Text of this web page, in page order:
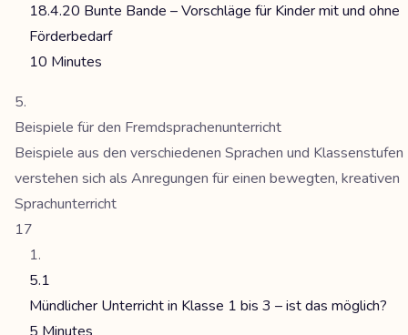
18.4.20 Bunte Bande – Vorschläge für Kinder mit und ohne
Förderbedarf
10 Minutes
Beispiele für den Fremdsprachenunterricht
Beispiele aus den verschiedenen Sprachen und Klassenstufen
verstehen sich als Anregungen für einen bewegten, kreativen
Sprachunterricht
17
5.1
Mündlicher Unterricht in Klasse 1 bis 3 – ist das möglich?